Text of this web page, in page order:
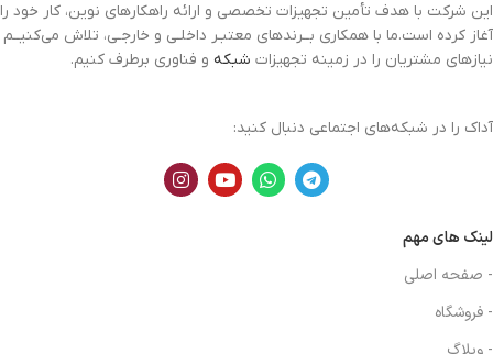
این شرکت با هدف تأمین تجهیزات تخصصی و ارائه راهکارهای نوین، کار خود را
آغاز کرده است.ما با همکاری بــرندهای معتبـر داخلـی و خارجـی، تلاش می‌کنیــم
نیازهای مشتریان را در زمینه تجهیزات شبکه و فناوری برطرف کنیم.
آداک را در شبکه‌های اجتماعی دنبال کنید:
لینک های مهم
- صفحه اصلی
- فروشگاه